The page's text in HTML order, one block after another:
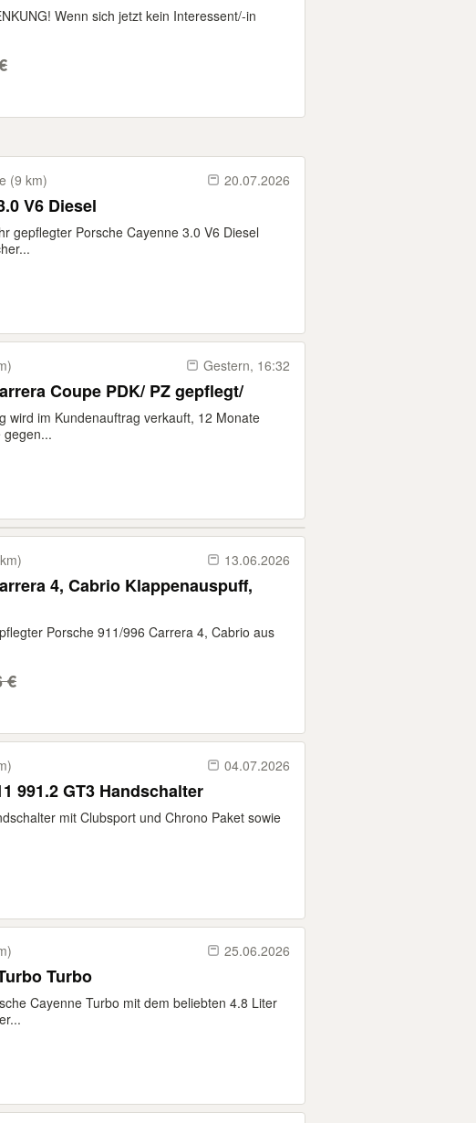
Wenn sich jetzt kein Interessent/-in
(9 km) 20.07.2026
V6 Diesel
gepflegter Porsche Cayenne 3.0 V6 Diesel
Gestern, 16:32
Coupe PDK/ PZ gepflegt/
wird im Kundenauftrag verkauft, 12 Monate
gegen...
13.06.2026
4, Cabrio Klappenauspuff,
Porsche 911/996 Carrera 4, Cabrio aus
€
04.07.2026
991.2 GT3 Handschalter
mit Clubsport und Chrono Paket sowie
25.06.2026
Turbo
Cayenne Turbo mit dem beliebten 4.8 Liter